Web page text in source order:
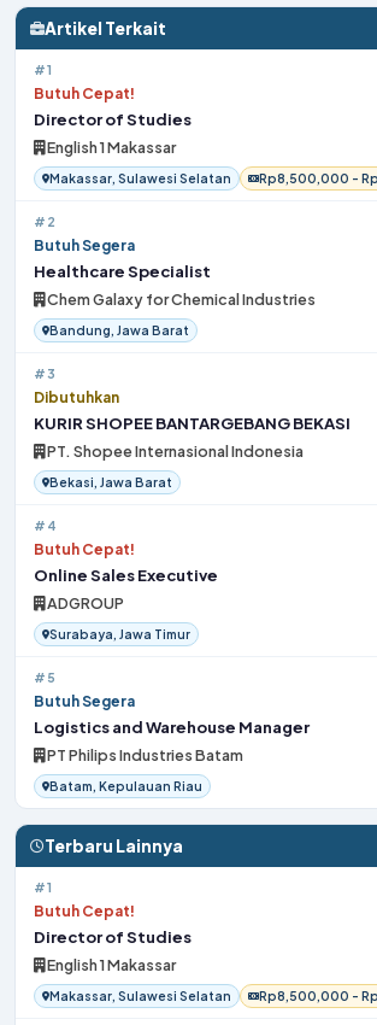
Artikel Terkait
#1
Butuh Cepat!
Director of Studies
English 1 Makassar
Makassar, Sulawesi Selatan Rp8,500,000 -
#2
Butuh Segera
Healthcare Specialist
Chem Galaxy for Chemical Industries
Bandung, Jawa Barat
#3
Dibutuhkan
KURIR SHOPEE BANTARGEBANG BEKASI
PT. Shopee Internasional Indonesia
Bekasi, Jawa Barat
#4
Butuh Cepat!
Online Sales Executive
ADGROUP
Surabaya, Jawa Timur
#5
Butuh Segera
Logistics and Warehouse Manager
PT Philips Industries Batam
Batam, Kepulauan Riau
Terbaru Lainnya
#1
Butuh Cepat!
Director of Studies
English 1 Makassar
Makassar, Sulawesi Selatan Rp8,500,000 -